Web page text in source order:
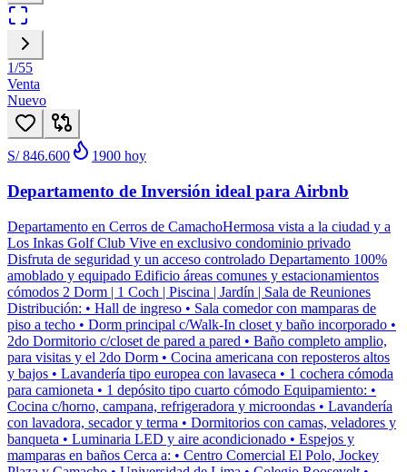
1/55
Venta
Nuevo
S/ 846.600 1900 hoy
Departamento de Inversión ideal para Airbnb
Departamento en Cerros de CamachoHermosa vista a la ciudad y a
Los Inkas Golf Club Vive en exclusivo condominio privado
Disfruta de seguridad y un acceso controlado Departamento 100%
amoblado y equipado Edificio áreas comunes y estacionamientos
cómodos 2 Dorm | 1 Coch | Piscina | Jardín | Sala de Reuniones
Distribución: • Hall de ingreso • Sala comedor con mamparas de
piso a techo • Dorm principal c/Walk-In closet y baño incorporado •
2do Dormitorio c/closet de pared a pared • Baño completo amplio,
para visitas y el 2do Dorm • Cocina americana con reposteros altos
y bajos • Lavandería tipo europea con lavaseca • 1 cochera cómoda
para camioneta • 1 depósito tipo cuarto cómodo Equipamiento: •
Cocina c/horno, campana, refrigeradora y microondas • Lavandería
con lavadora, secador y terma • Dormitorios con camas, veladores y
banqueta • Luminaria LED y aire acondicionado • Espejos y
mamparas en baños Cerca a: • Centro Comercial El Polo, Jockey